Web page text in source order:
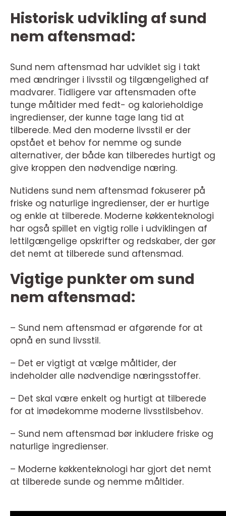
Historisk udvikling af sund
nem aftensmad:
Sund nem aftensmad har udviklet sig i takt
med ændringer i livsstil og tilgængelighed af
madvarer. Tidligere var aftensmaden ofte
tunge måltider med fedt- og kalorieholdige
ingredienser, der kunne tage lang tid at
tilberede. Med den moderne livsstil er der
opstået et behov for nemme og sunde
alternativer, der både kan tilberedes hurtigt og
give kroppen den nødvendige næring.
Nutidens sund nem aftensmad fokuserer på
friske og naturlige ingredienser, der er hurtige
og enkle at tilberede. Moderne køkkenteknologi
har også spillet en vigtig rolle i udviklingen af
lettilgængelige opskrifter og redskaber, der gør
det nemt at tilberede sund aftensmad.
Vigtige punkter om sund
nem aftensmad:
– Sund nem aftensmad er afgørende for at
opnå en sund livsstil.
– Det er vigtigt at vælge måltider, der
indeholder alle nødvendige næringsstoffer.
– Det skal være enkelt og hurtigt at tilberede
for at imødekomme moderne livsstilsbehov.
– Sund nem aftensmad bør inkludere friske og
naturlige ingredienser.
– Moderne køkkenteknologi har gjort det nemt
at tilberede sunde og nemme måltider.